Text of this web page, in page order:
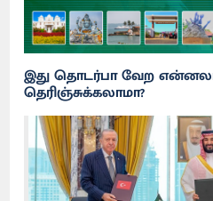
இது தொடர்பா வேற
தெரிஞ்சுக்கலாமா?